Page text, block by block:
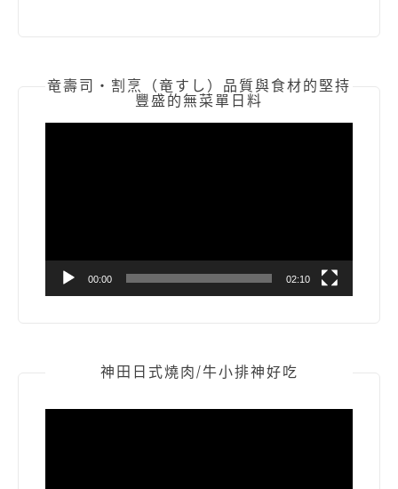
竜壽司‧割烹（竜すし）品質與食材的堅持
豐盛的無菜單日料
00:00 02:10
神田日式燒肉/牛小排神好吃